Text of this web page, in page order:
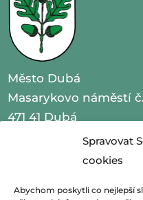
Spravovat
cookies
Abychom poskytli co nejlepší
Město Dubá
Masarykovo náměstí
471 41 Dubá
IČO 00260479